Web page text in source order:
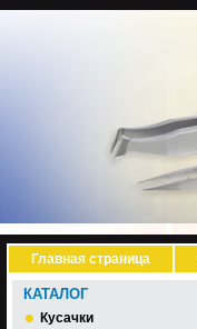
Главная страница
КАТАЛОГ
Кусачки